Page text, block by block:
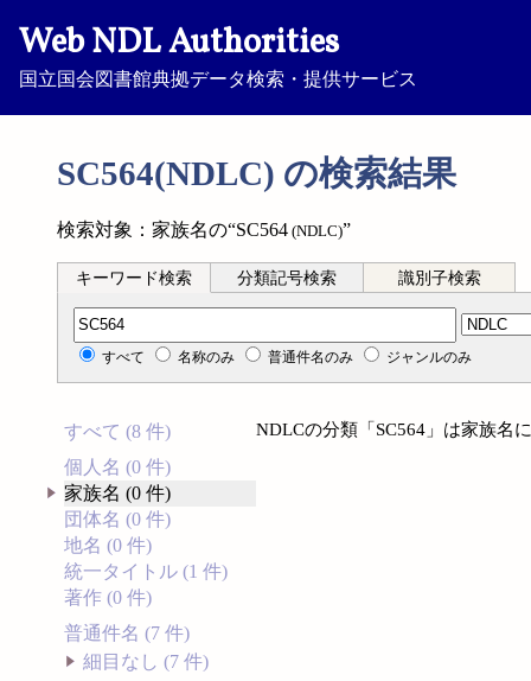
Web NDL Authorities
国立国会図書館典拠データ検索・提供サービス
SC564(NDLC) の検索結果
検索対象：家族名の“SC564 (NDLC)”
キーワード検索 分類記号検索 識別子検索
分類記号検索
すべて 名称のみ 普通件名のみ ジャンルのみ
すべて (8 件)
個人名 (0 件)
家族名 (0 件)
団体名 (0 件)
地名 (0 件)
統一タイトル (1 件)
著作 (0 件)
普通件名 (7 件)
細目なし (7 件)
NDLCの分類「SC564」は家族名